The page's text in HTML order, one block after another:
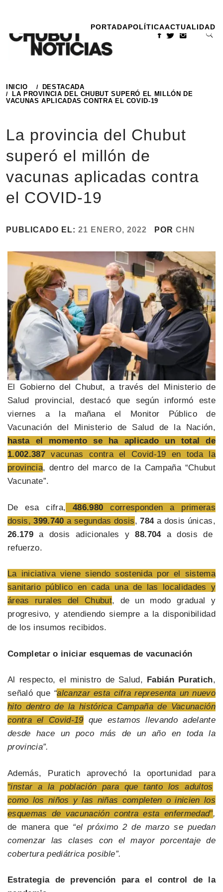
contenido
PORTADAPOLÍTICAACTUALIDAD
INICIO
DESTACADA
LA PROVINCIA DEL CHUBUT SUPERÓ EL MILLÓN DE
VACUNAS APLICADAS CONTRA EL COVID-19
La provincia del Chubut
superó el millón de
vacunas aplicadas contra
el COVID-19
PUBLICADO EL: 21 ENERO, 2022 POR CHN
El Gobierno del Chubut, a través del Ministerio de
Salud provincial, destacó que según informó este
viernes a la mañana el Monitor Público de
Vacunación del Ministerio de Salud de la Nación,
hasta el momento se ha aplicado un total de
1.002.387 vacunas contra el Covid-19 en toda la
provincia, dentro del marco de la Campaña “Chubut
Vacunate”.
De esa cifra, 486.980 corresponden a primeras
dosis, 399.740 a segundas dosis, 784a dosis únicas,
26.179 a dosis adicionales y 88.704a dosis de
refuerzo.
La iniciativa viene siendo sostenida por el sistema
sanitario público en cada una de las localidades y
áreas rurales del Chubut, de un modo gradual y
progresivo, y atendiendo siempre a la disponibilidad
de los insumos recibidos.
Completar o iniciar esquemas de vacunación
Al respecto, el ministro de Salud, Fabián Puratich,
señaló que “alcanzar esta cifra representa un nuevo
hito dentro de la histórica Campaña de Vacunación
contra el Covid-19 que estamos llevando adelante
desde hace un poco más de un año en toda la
provincia”.
Además, Puratich aprovechó la oportunidad para
“instar a la población para que tanto los adultos
como los niños y las niñas completen o inicien los
esquemas de vacunación contra esta enfermedad”,
de manera que “el próximo 2 de marzo se puedan
comenzar las clases con el mayor porcentaje de
cobertura pediátrica posible”.
Estrategia de prevención para el control de la